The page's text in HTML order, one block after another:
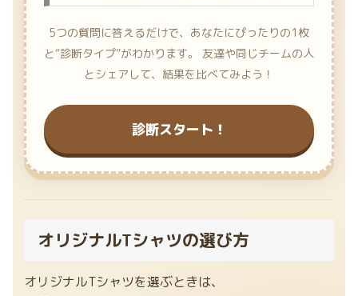
5つの質問に答えるだけで、あなたにぴったりの1枚
と“診断タイプ”がわかります。 友達や同じチームの人
とシェアして、結果を比べてみよう！
診断スタート！
オリジナルTシャツの選び方
オリジナルTシャツを選ぶときは、